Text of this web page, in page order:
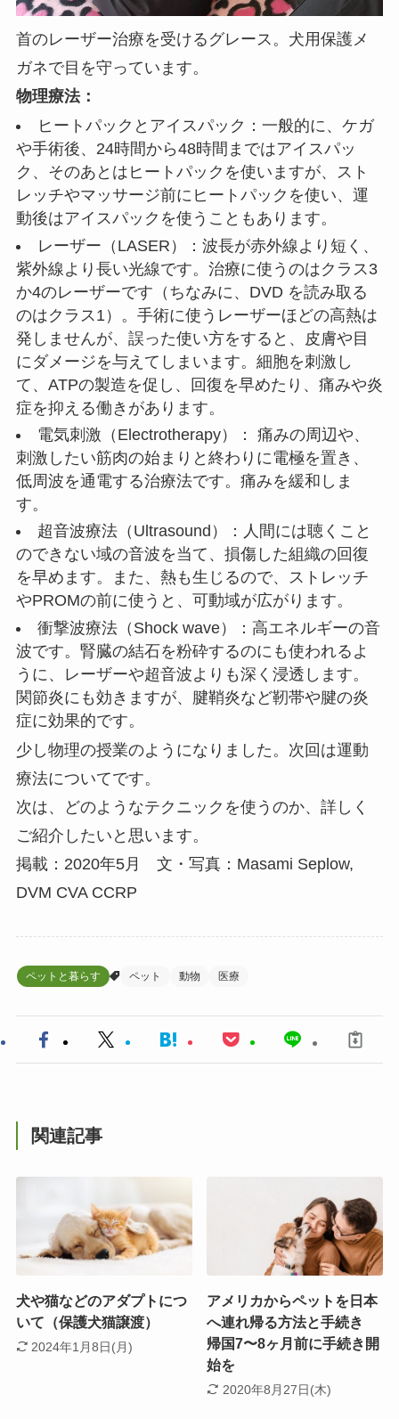
首のレーザー治療を受けるグレース。犬用保護メ
ガネで目を守っています。
物理療法：
ヒートパックとアイスパック：一般的に、ケガ
や手術後、24時間から48時間まではアイスパッ
ク、そのあとはヒートパックを使いますが、スト
レッチやマッサージ前にヒートパックを使い、運
動後はアイスパックを使うこともあります。
レーザー（LASER）：波長が赤外線より短く、
紫外線より長い光線です。治療に使うのはクラス3
か4のレーザーです（ちなみに、DVD を読み取る
のはクラス1）。手術に使うレーザーほどの高熱は
発しませんが、誤った使い方をすると、皮膚や目
にダメージを与えてしまいます。細胞を刺激し
て、ATPの製造を促し、回復を早めたり、痛みや炎
症を抑える働きがあります。
電気刺激（Electrotherapy）： 痛みの周辺や、
刺激したい筋肉の始まりと終わりに電極を置き、
低周波を通電する治療法です。痛みを緩和しま
す。
超音波療法（Ultrasound）：人間には聴くこと
のできない域の音波を当て、損傷した組織の回復
を早めます。また、熱も生じるので、ストレッチ
やPROMの前に使うと、可動域が広がります。
衝撃波療法（Shock wave）：高エネルギーの音
波です。腎臓の結石を粉砕するのにも使われるよ
うに、レーザーや超音波よりも深く浸透します。
関節炎にも効きますが、腱鞘炎など靭帯や腱の炎
症に効果的です。
少し物理の授業のようになりました。次回は運動
療法についてです。
次は、どのようなテクニックを使うのか、詳しく
ご紹介したいと思います。
掲載：2020年5月 文・写真：Masami Seplow,
DVM CVA CCRP
ペットと暮らす ペット 動物 医療
関連記事
犬や猫などのアダプトにつ
いて（保護犬猫譲渡）
2024年1月8日(月)
アメリカからペットを日本
へ連れ帰る方法と手続き
帰国7〜8ヶ月前に手続き開
始を
2020年8月27日(木)